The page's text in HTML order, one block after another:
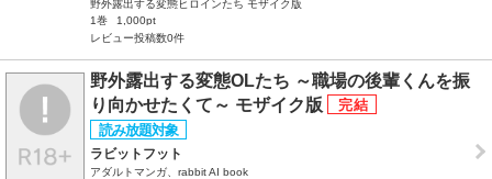
野外露出する変態ヒロインたち モザイク版
1巻
1,000pt
レビュー投稿数0件
野外露出する変態OLたち ～職場の後輩くんを振
り向かせたくて～ モザイク版
ラビットフット
アダルトマンガ、rabbit AI book